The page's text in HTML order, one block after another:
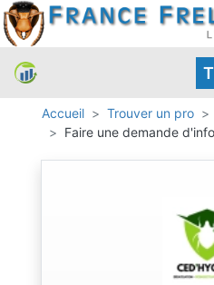
T
Accueil Trouver un pro
Faire une demande